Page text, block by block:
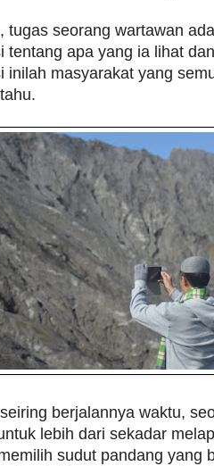
tugas seorang wartawan
tentang apa yang ia lihat
inilah masyarakat yang
berjalannya waktu,
lebih dari sekadar
sudut pandang yang